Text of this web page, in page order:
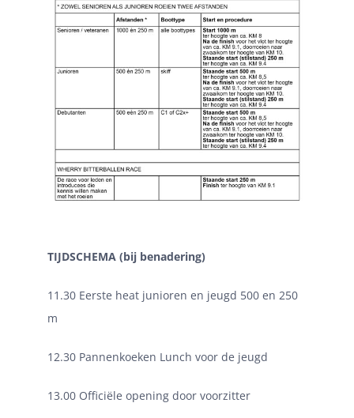
TIJDSCHEMA (bij benadering)
11.30 Eerste heat junioren en jeugd 500 en 250
m
12.30 Pannenkoeken Lunch voor de jeugd
13.00 Officiële opening door voorzitter